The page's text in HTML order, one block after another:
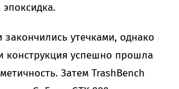
утечками, однако
конструкция успешно прошла
Затем TrashBench